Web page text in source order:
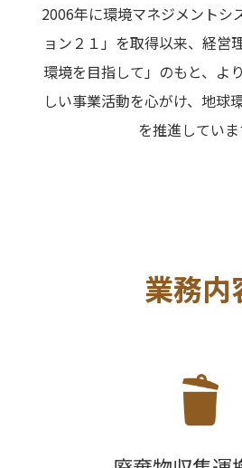
2006年に環境マネジメントシ
ョン２１」を取得以来、経営
環境を目指して」のもと、よ
しい事業活動を心がけ、地球
を推進していま
業務内